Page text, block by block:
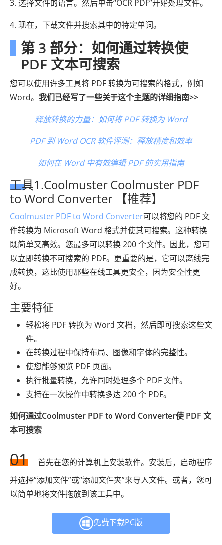
3. 选择文件的语言。然后单击“OCR PDF”开始处理文件。
4. 现在，下载文件并搜索其中的特定单词。
第 3 部分：如何通过转换使
PDF 文本可搜索
您可以使用许多工具将 PDF 转换为可搜索的格式，例如
Word。 我们已经写了一些关于这个主题的详细指南>>
释放转换的力量：如何将 PDF 转换为 Word
PDF 到 Word OCR 软件评测：释放精度和效率
如何在 Word 中有效编辑 PDF 的实用指南
工具1.Coolmuster Coolmuster PDF
to Word Converter 【推荐】
Coolmuster PDF to Word Converter可以将您的 PDF 文
件转换为 Microsoft Word 格式并使其可搜索。这种转换
既简单又高效。您最多可以转换 200 个文件。因此，您可
以立即转换不可搜索的 PDF。更重要的是，它可以离线完
成转换，这比使用那些在线工具更安全，因为安全性更
好。
主要特征
轻松将 PDF 转换为 Word 文档，然后即可搜索这些文
件。
在转换过程中保持布局、图像和字体的完整性。
使您能够预览 PDF 页面。
执行批量转换，允许同时处理多个 PDF 文件。
支持在一次操作中转换多达 200 个 PDF。
如何通过Coolmuster PDF to Word Converter使 PDF 文
本可搜索
01
首先在您的计算机上安装软件。安装后，启动程序
并选择“添加文件”或“添加文件夹”来导入文件。或者，您可
以简单地将文件拖放到该工具中。
免费下载PC版